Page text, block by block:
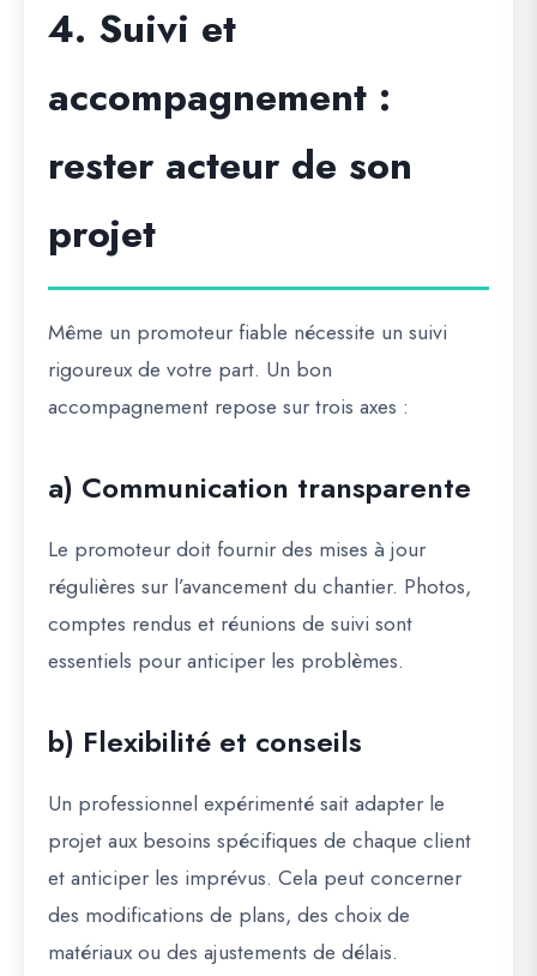
4. Suivi et
accompagnement :
rester acteur de son
projet
Même un promoteur fiable nécessite un suivi
rigoureux de votre part. Un bon
accompagnement repose sur trois axes :
a) Communication transparente
Le promoteur doit fournir des mises à jour
régulières sur l’avancement du chantier. Photos,
comptes rendus et réunions de suivi sont
essentiels pour anticiper les problèmes.
b) Flexibilité et conseils
Un professionnel expérimenté saitadapter le
projet aux besoins spécifiques de chaque client
et anticiper les imprévus. Cela peut concerner
des modifications de plans, des choix de
matériaux ou des ajustements de délais.